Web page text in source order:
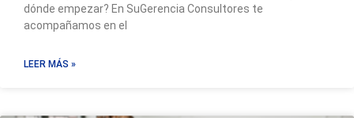
dónde empezar? En SuGerencia Consultores te
acompañamos en el
LEER MÁS »